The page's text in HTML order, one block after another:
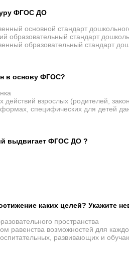
ФГОС ДО
основной стандарт
образовательный стандарт
образовательный стандарт
в основу ФГОС?
действий взрослых (родителей,
специфических для детей
выдвигает ФГОС ДО ?
каких целей? Укажите
пространства
равенства возможностей для
развивающих и